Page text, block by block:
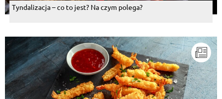
Tyndalizacja – co to jest? Na czym polega?